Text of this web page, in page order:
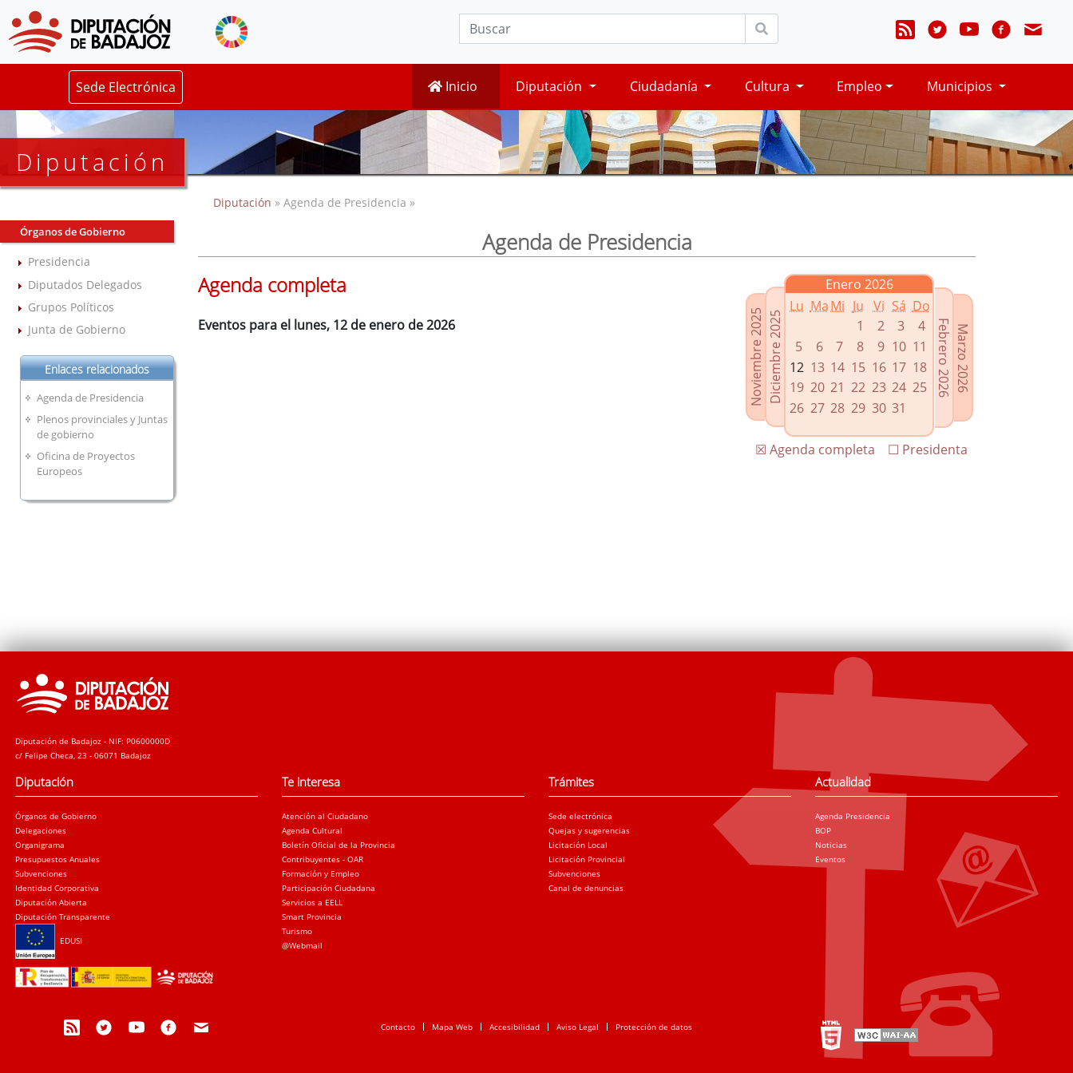
Sede Electrónica Inicio Diputación Ciudadanía Cultura Empleo Municipios
Diputación
Órganos de Gobierno
Presidencia
Diputados Delegados
Grupos Políticos
Junta de Gobierno
Enlaces relacionados
Agenda de Presidencia
Plenos provinciales y Juntas
de gobierno
Oficina de Proyectos
Europeos
Diputación » Agenda de Presidencia »
Agenda de Presidencia
Noviembre 2025Diciembre 2025
Enero 2026
Lu MaMi Ju Vi Sá Do
1
2 3
4
5
6 7 8 9 10 11
12 13 14 15 16 17 18
19 20 21 22 23 24 25
26 27 28 29 30 31
Marzo 2026
Febrero 2026
☐ Presidenta
☒ Agenda completa
Agenda completa
Eventos para el lunes, 12 de enero de 2026
Diputación de Badajoz - NIF: P0600000D
c/ Felipe Checa, 23 - 06071 Badajoz
Diputación
Órganos de Gobierno
Delegaciones
Organigrama
Presupuestos Anuales
Subvenciones
Identidad Corporativa
Diputación Abierta
Diputación Transparente
EDUSI
Te interesa
Atención al Ciudadano
Agenda Cultural
Boletín Oficial de la Provincia
Contribuyentes - OAR
Formación y Empleo
Participación Ciudadana
Servicios a EELL
Smart Provincia
Turismo
@Webmail
Trámites
Sede electrónica
Quejas y sugerencias
Licitación Local
Licitación Provincial
Subvenciones
Canal de denuncias
Actualidad
Agenda Presidencia
BOP
Noticias
Eventos
Contacto Mapa Web Accesibilidad Aviso Legal Protección de datos